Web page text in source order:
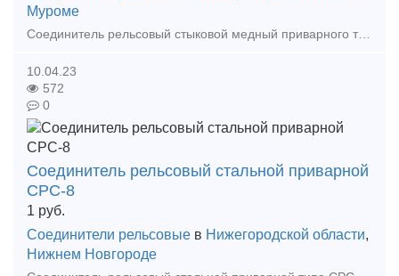
Муроме
10.04.23
572
0
Соединитель рельсовый стальной приварной
СРС-8
1 руб.
Соединители рельсовые в Нижегородской области,
Нижнем Новгороде